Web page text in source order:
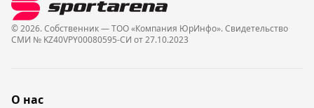
© 2026. Собственник — ТОО «Компания ЮрИнфо». Cвидетельство
СМИ № KZ40VPY00080595-СИ от 27.10.2023
О нас